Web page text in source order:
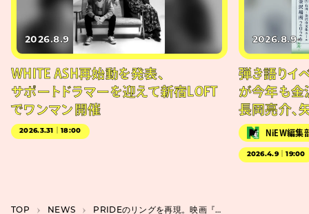
2026.8.9
WHITE ASH再始動を発表、
サポートドラマーを迎えて新宿LOFT
でワンマン開催
2026.3.31｜18:00
2026.8.9
弾き語りイ
が今年も金
長岡亮介、
NiEW編集
2026.4.9｜19:00
TOP NEWS PRIDEのリングを再現。映画『スマッシング・マシーン』よりドウェイン・ジョンソン入場シーン解禁